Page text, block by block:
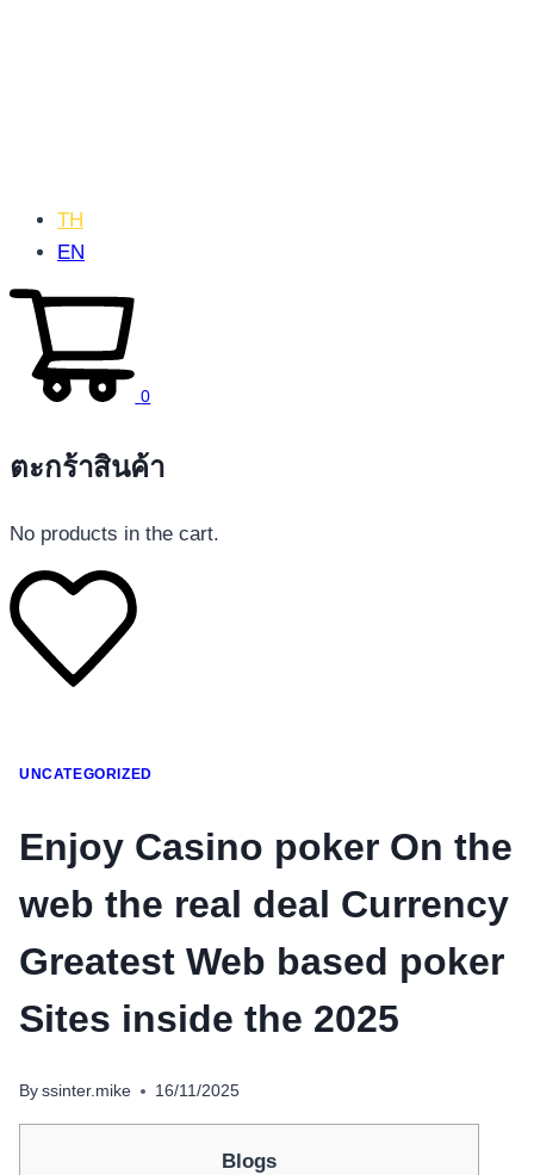
โทรศัพท์มือถือ
อุปกรณ์เสริมโทรศัพท์
สินค้าตามแบรนด์
TH
EN
0
ตะกร้าสินค้า
No products in the cart.
UNCATEGORIZED
Enjoy Casino poker On the
web the real deal Currency
Greatest Web based poker
Sites inside the 2025
By ssinter.mike 16/11/2025
Blogs